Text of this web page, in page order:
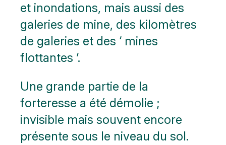
et inondations, mais aussi des
galeries de mine, des kilomètres
de galeries et des ‘ mines
flottantes ’.
Une grande partie de la
forteresse a été démolie ;
invisible mais souvent encore
présente sous le niveau du sol.